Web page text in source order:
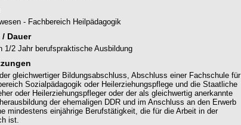
- Fachbereich Heilpädagogik
Dauer
1/2 Jahr berufspraktische Ausbildung
gleichwertiger Bildungsabschluss, Abschluss einer Fachschule für
Sozialpädagogik oder Heilerziehungspflege und die Staatliche
oder Heilerziehungspfleger oder der als gleichwertig anerkannte
der ehemaligen DDR und im Anschluss an den Erwerb
mindestens einjährige Berufstätigkeit, die für die Arbeit in der
ist.